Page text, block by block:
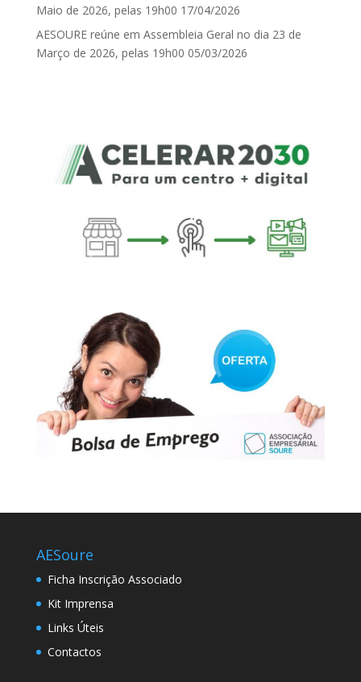
Maio de 2026, pelas 19h00 17/04/2026
AESOURE reúne em Assembleia Geral no dia 23 de
Março de 2026, pelas 19h00 05/03/2026
AESoure
Ficha Inscrição Associado
Kit Imprensa
Links Úteis
Contactos